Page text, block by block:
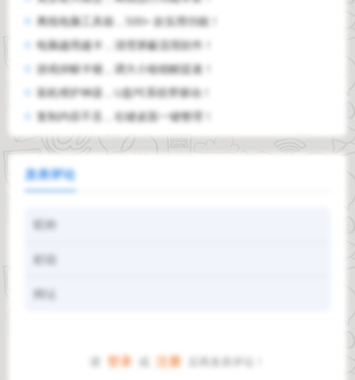
离线电脑工具箱，500+ 款实用功能！
电脑越用越卡，清理屏蔽流氓软件！
游戏掉帧卡顿，调大小核稳帧提速！
装机维护神器，U盘PE系统带驱动！
复制内容不丢，右键桌面一键整理！
发表评论
请 登录 或 注册 后再发表评论！